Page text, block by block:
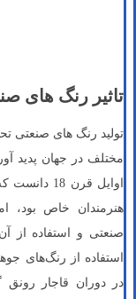
تاثیر رنگ های
تولید رنگ‌ های صنعتی
مختلف در جهان پدید
اوایل قرن
هنرمندان خاص بود،
صنعتی و استفاده از
استفاده از رنگ‌های
در دوران قاجار